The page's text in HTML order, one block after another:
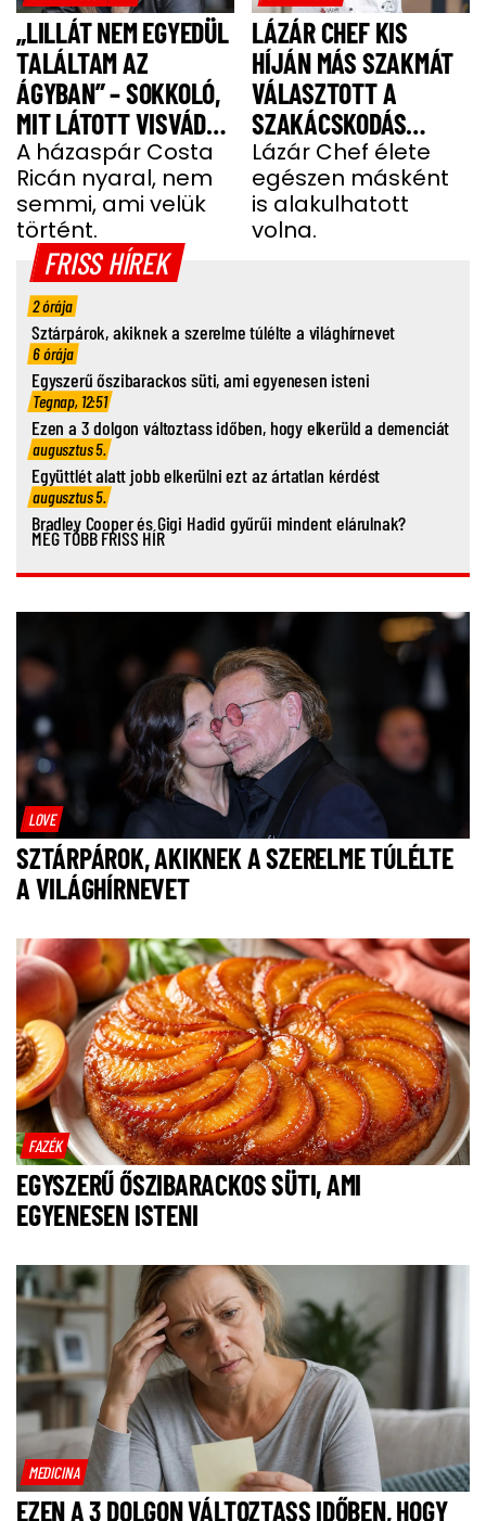
„LILLÁT NEM EGYEDÜL
TALÁLTAM AZ
ÁGYBAN” – SOKKOLÓ,
MIT LÁTOTT VISVÁDER
TAMÁS
A házaspár Costa
Ricán nyaral, nem
semmi, ami velük
történt.
LÁZÁR CHEF KIS
HÍJÁN MÁS SZAKMÁT
VÁLASZTOTT A
SZAKÁCSKODÁS
HELYETT
Lázár Chef élete
egészen másként
is alakulhatott
volna.
FRISS HÍREK
2 órája
Sztárpárok, akiknek a szerelme túlélte a világhírnevet
6 órája
Egyszerű őszibarackos süti, ami egyenesen isteni
Tegnap, 12:51
Ezen a 3 dolgon változtass időben, hogy elkerüld a demenciát
augusztus 5.
Együttlét alatt jobb elkerülni ezt az ártatlan kérdést
augusztus 5.
Bradley Cooper és Gigi Hadid gyűrűi mindent elárulnak?
MÉG TÖBB FRISS HÍR
LOVE
SZTÁRPÁROK, AKIKNEK A SZERELME TÚLÉLTE
A VILÁGHÍRNEVET
FAZÉK
EGYSZERŰ ŐSZIBARACKOS SÜTI, AMI
EGYENESEN ISTENI
MEDICINA
EZEN A 3 DOLGON VÁLTOZTASS IDŐBEN, HOGY